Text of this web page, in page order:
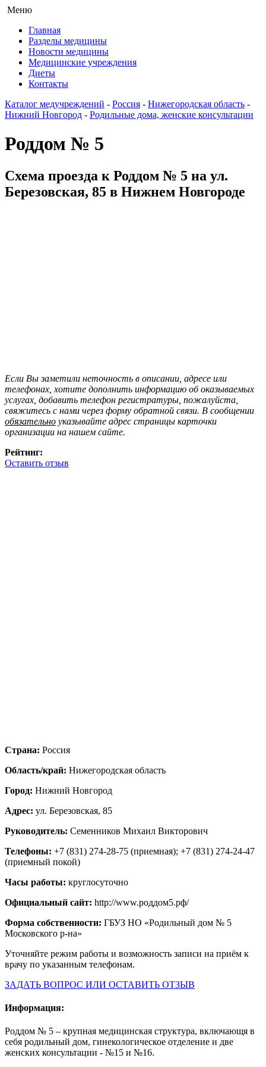
Меню
Главная
Разделы медицины
Новости медицины
Медицинские учреждения
Диеты
Контакты
Каталог медучреждений - Россия - Нижегородская область -
Нижний Новгород - Родильные дома, женские консультации
Роддом № 5
Схема проезда к Роддом № 5 на ул.
Березовская, 85 в Нижнем Новгороде
Если Вы заметили неточность в описании, адресе или
телефонах, хотите дополнить информацию об оказываемых
услугах, добавить телефон регистратуры, пожалуйста,
свяжитесь с нами через форму обратной связи. В сообщении
обязательно указывайте адрес страницы карточки
организации на нашем сайте.
Рейтинг:
Оставить отзыв
Страна: Россия
Область/край: Нижегородская область
Город: Нижний Новгород
Адрес: ул. Березовская, 85
Руководитель: Семенников Михаил Викторович
Телефоны: +7 (831) 274-28-75 (приемная); +7 (831) 274-24-47
(приемный покой)
Часы работы: круглосуточно
Официальный сайт: http://www.роддом5.рф/
Форма собственности: ГБУЗ НО «Родильный дом № 5
Московского р-на»
Уточняйте режим работы и возможность записи на приём к
врачу по указанным телефонам.
ЗАДАТЬ ВОПРОС ИЛИ ОСТАВИТЬ ОТЗЫВ
Информация:
Роддом № 5 – крупная медицинская структура, включающя в
себя родильный дом, гинекологическое отделение и две
женских консультации - №15 и №16.